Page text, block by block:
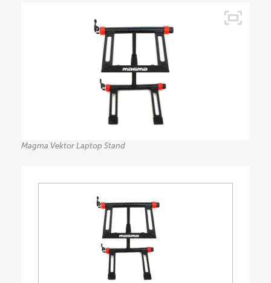
Magma Vektor Laptop Stand